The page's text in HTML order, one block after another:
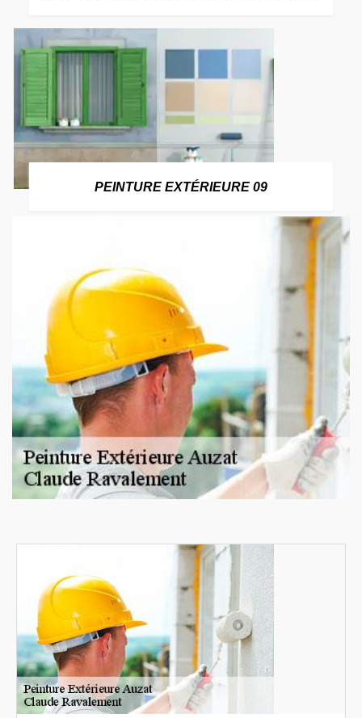
PEINTURE EXTÉRIEURE 09